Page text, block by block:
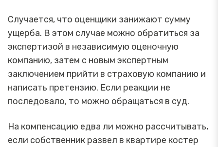
Случается, что оценщики занижают сумму
ущерба. В этом случае можно обратиться за
экспертизой в независимую оценочную
компанию, затем с новым экспертным
заключением прийти в страховую компанию и
написать претензию. Если реакции не
последовало, то можно обращаться в суд.
На компенсацию едва ли можно рассчитывать,
если собственник развел в квартире костер